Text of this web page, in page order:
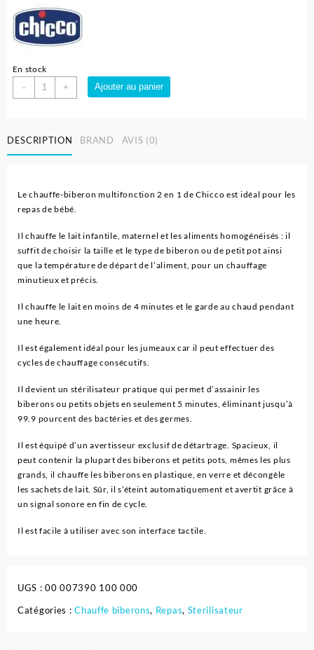
En stock
-
quantité
de
Stérilisateur
2en1
+ Ajouter au panier
DESCRIPTION BRAND AVIS (0)
Le chauffe-biberon multifonction 2 en 1 de Chicco est idéal pour les
repas de bébé.
Il chauffe le lait infantile, maternel et les aliments homogénéisés : il
suffit de choisir la taille et le type de biberon ou de petit pot ainsi
que la température de départ de l’aliment, pour un chauffage
minutieux et précis.
Il chauffe le lait en moins de 4 minutes et le garde au chaud pendant
une heure.
Il est également idéal pour les jumeaux car il peut effectuer des
cycles de chauffage consécutifs.
Il devient un stérilisateur pratique qui permet d’assainir les
biberons ou petits objets en seulement 5 minutes, éliminant jusqu’à
99.9 pourcent des bactéries et des germes.
Il est équipé d’un avertisseur exclusif de détartrage. Spacieux, il
peut contenir la plupart des biberons et petits pots, mêmes les plus
grands, il chauffe les biberons en plastique, en verre et décongèle
les sachets de lait. Sûr, il s’éteint automatiquement et avertit grâce à
un signal sonore en fin de cycle.
Il est facile à utiliser avec son interface tactile.
UGS :00 007390 100 000
Catégories :Chauffe biberons, Repas, Sterilisateur